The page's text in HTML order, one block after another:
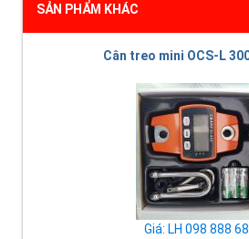
SẢN PHẨM KHÁC
Cân treo mini OCS-L
Giá: LH 098 888